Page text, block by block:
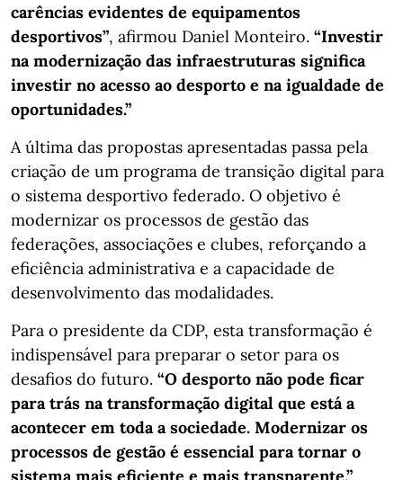
carências evidentes de equipamentos
desportivos”, afirmou Daniel Monteiro. “Investir
na modernização das infraestruturas significa
investir no acesso ao desporto e na igualdade de
oportunidades.”
A última das propostas apresentadas passa pela
criação de um programa de transição digital para
o sistema desportivo federado. O objetivo é
modernizar os processos de gestão das
federações, associações e clubes, reforçando a
eficiência administrativa e a capacidade de
desenvolvimento das modalidades.
Para o presidente da CDP, esta transformação é
indispensável para preparar o setor para os
desafios do futuro. “O desporto não pode ficar
para trás na transformação digital que está a
acontecer em toda a sociedade. Modernizar os
processos de gestão é essencial para tornar o
sistema mais eficiente e mais transparente.”